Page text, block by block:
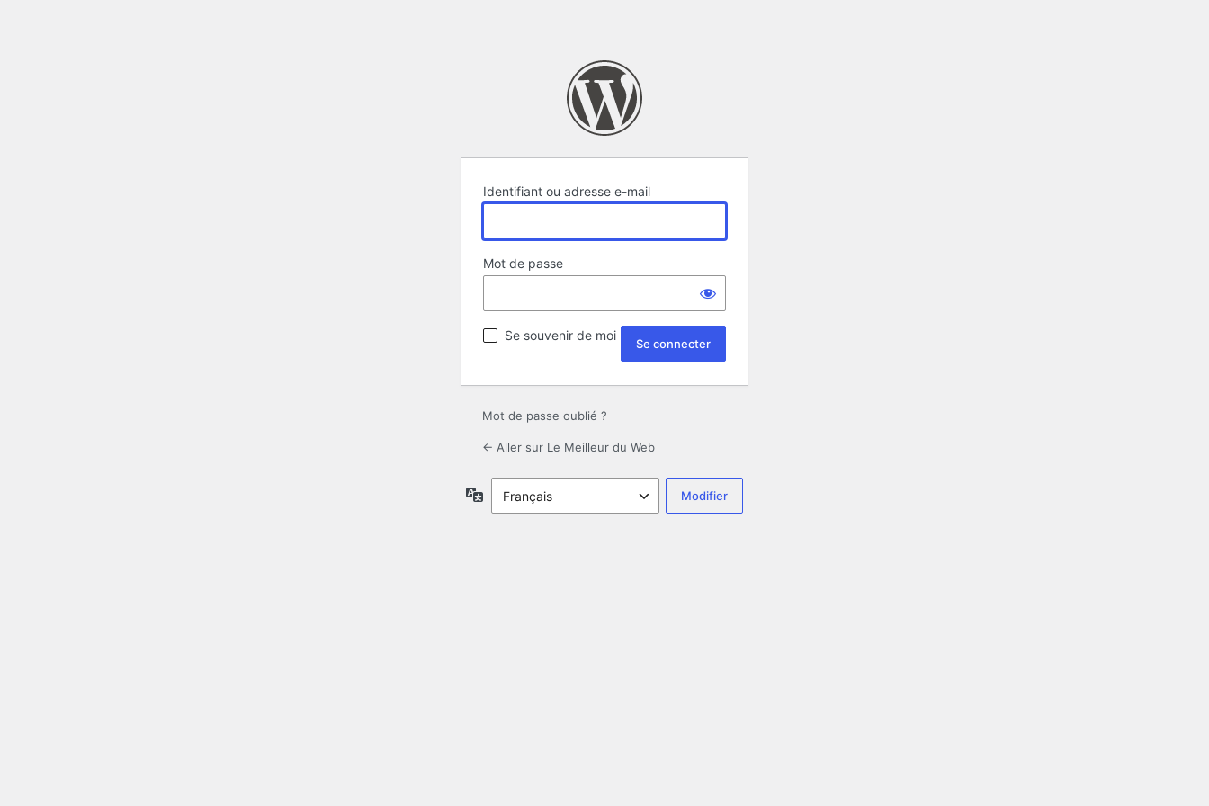
Identifiant ou adresse e-mail
Mot de passe
Se souvenir de moi
Mot de passe oublié ?
← Aller sur Le Meilleur du Web
Langue